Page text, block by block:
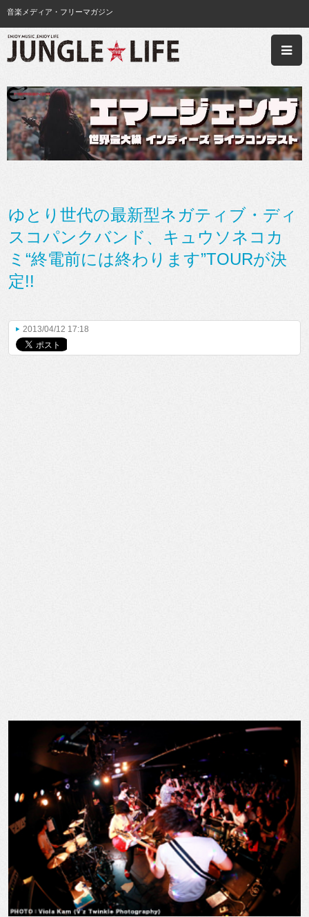
音楽メディア・フリーマガジン
ゆとり世代の最新型ネガティブ・ディ
スコパンクバンド、キュウソネコカ
ミ“終電前には終わります”TOURが決
定!!
2013/04/12 17:18